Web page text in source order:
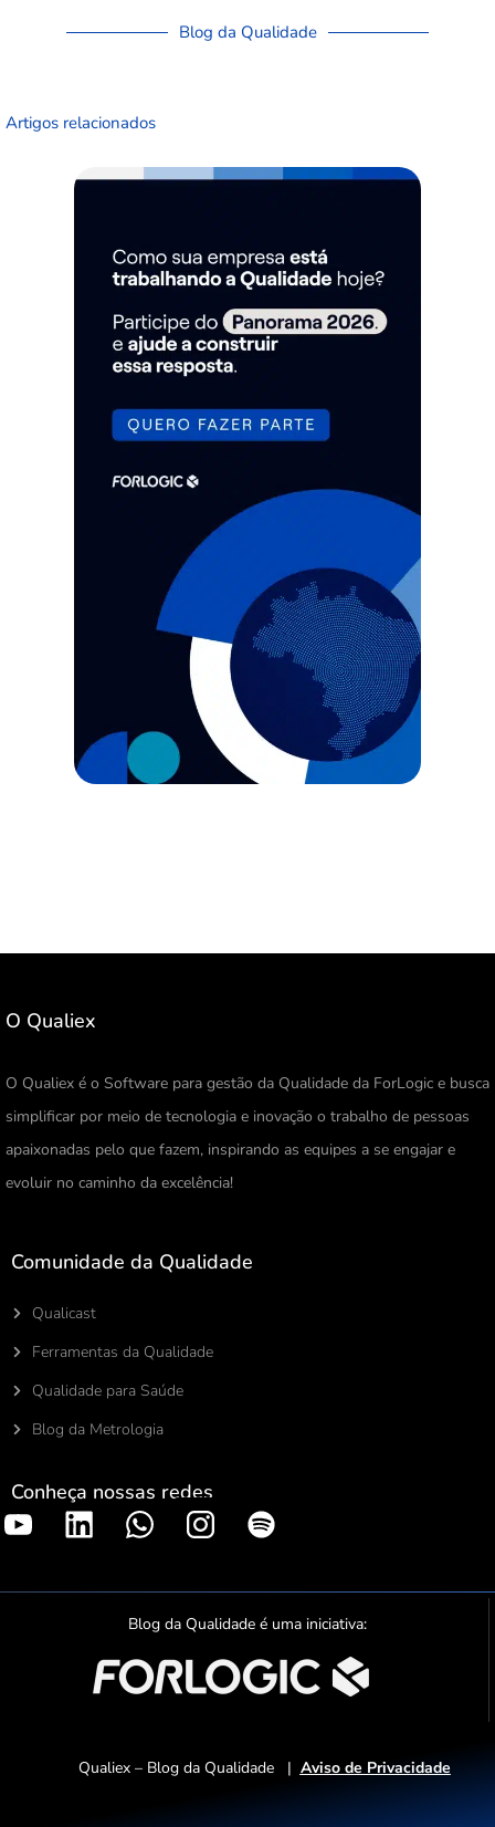
Blog da Qualidade
Artigos relacionados
O Qualiex
O Qualiex é o Software para gestão da Qualidade da ForLogic e busca
simplificar por meio de tecnologia e inovação o trabalho de pessoas
apaixonadas pelo que fazem, inspirando as equipes a se engajar e
evoluir no caminho da excelência!
Comunidade da Qualidade
Qualicast
Ferramentas da Qualidade
Qualidade para Saúde
Blog da Metrologia
Conheça nossas redes
S
o
t
f
y
Blog da Qualidade é uma iniciativa:
Qualiex – Blog da Qualidade | Aviso de Privacidade